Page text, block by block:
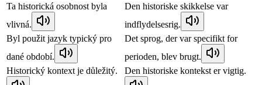
Ta historická osobnost byla
vlivná.
Den historiske skikkelse var
indflydelsesrig.
Byl použit jazyk typický pro
dané období.
Det sprog, der var specifikt for
perioden, blev brugt.
Historický kontext je důležitý.
Den historiske kontekst er vigtig.